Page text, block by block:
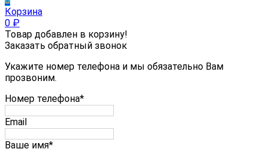
Корзина
0 ₽
Товар добавлен в корзину!
Заказать обратный звонок
Укажите номер телефона и мы обязательно Вам
прозвоним.
Номер телефона*
Email
Ваше имя*